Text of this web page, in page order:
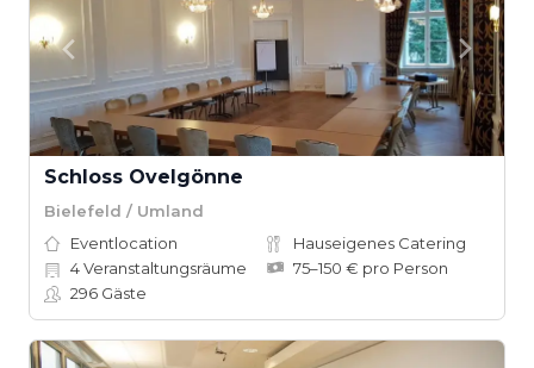
Schloss Ovelgönne
Bielefeld / Umland
Eventlocation
Hauseigenes Catering
4Veranstaltungsräume
75–150 € pro Person
296 Gäste